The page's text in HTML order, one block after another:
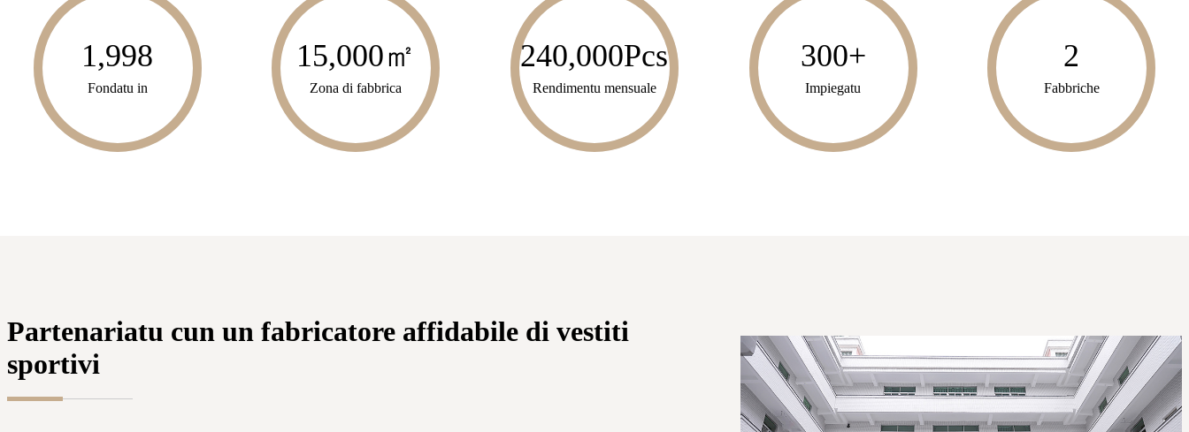
1,998
Fondatu in
15,000㎡
Zona di fabbrica
240,000Pcs
Rendimentu mensuale
300+
Impiegatu
2
Fabbriche
Partenariatu cun un fabricatore affidabile di vestiti
sportivi